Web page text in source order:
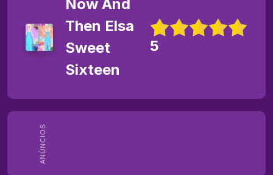
ANÚNCIOS
Now And
Then Elsa
Sweet
Sixteen
5